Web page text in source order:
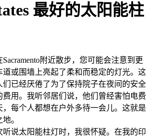
最好的太阳能柱
附近散步，您可能会注意到更
道或围墙上亮起了柔和而稳定的灯光。这
们已经厌倦了为了保持院子在夜间的安全
用。我听邻居们说，他们曾经害怕电费
，每个人都想在户外多待一会儿。这就是
。
说太阳能柱灯时，我很怀疑。在我的印